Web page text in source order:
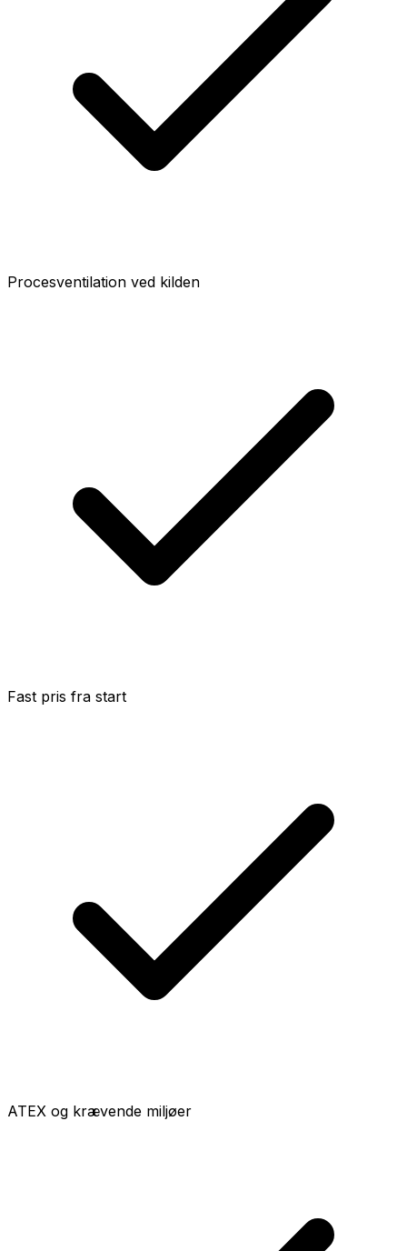
Procesventilation ved kilden
Fast pris fra start
ATEX og krævende miljøer